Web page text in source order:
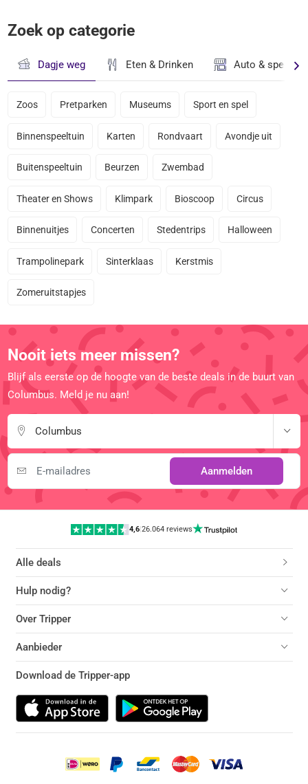
Zoek op categorie
Dagje weg Eten & Drinken Auto &
Zoos Pretparken Museums Sport en spel
Binnenspeeltuin Karten Rondvaart Avondje uit
Buitenspeeltuin Beurzen Zwembad
Theater en Shows Klimpark Bioscoop Circus
Binnenuitjes Concerten Stedentrips Halloween
Trampolinepark Sinterklaas Kerstmis
Zomeruitstapjes
Nooit iets meer missen?
Blijf als eerste op de hoogte van de beste deals in de buurt van
Columbus. Meld je nu aan!
Columbus
Aanmelden
4,6 |26.064 reviews
Alle deals
Hulp nodig?
Over Tripper
Aanbieder
Download de Tripper-app